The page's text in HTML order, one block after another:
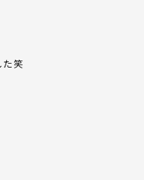
笑